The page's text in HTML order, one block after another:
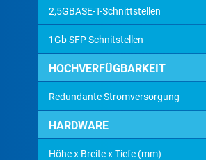
2,5GBASE-T-Schnittstellen
1Gb SFP Schnitstellen
HOCHVERFÜGBARKEIT
Redundante Stromversorgung
HARDWARE
Höhe x Breite x Tiefe (mm)